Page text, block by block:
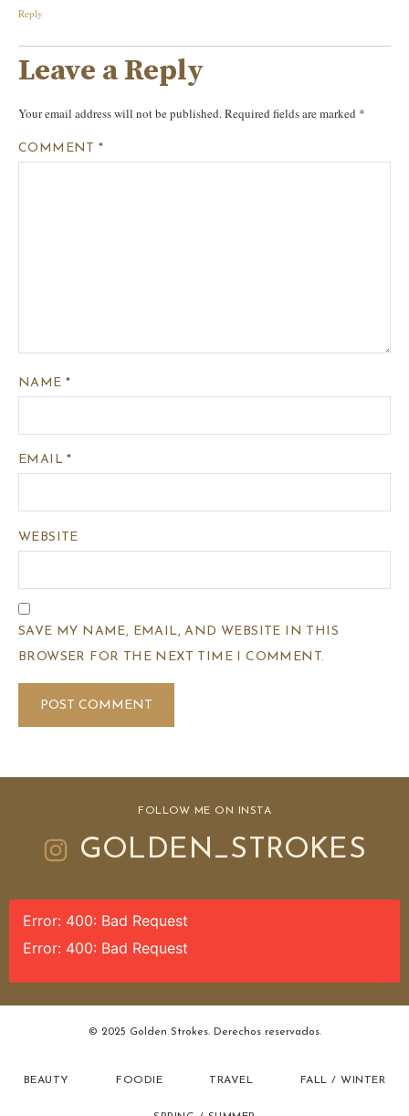
Reply
Leave a Reply
Your email address will not be published.Required fields are marked *
COMMENT*
NAME *
EMAIL*
WEBSITE
SAVE MY NAME, EMAIL, AND WEBSITE IN THIS
BROWSER FOR THE NEXT TIME I COMMENT.
FOLLOW ME ON INSTA
GOLDEN_STROKES
Error: 400: Bad Request
Error: 400: Bad Request
© 2025 Golden Strokes. Derechos reservados.
BEAUTY FOODIE TRAVEL FALL / WINTER